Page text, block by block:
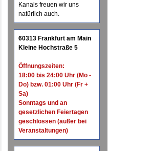
Kanals freuen wir uns
natürlich auch.
60313 Frankfurt am Main
Kleine Hochstraße 5
Öffnungszeiten:
18:00 bis 24:00 Uhr (Mo -
Do) bzw. 01:00 Uhr (Fr +
Sa)
Sonntags und an
gesetzlichen Feiertagen
geschlossen (außer bei
Veranstaltungen)